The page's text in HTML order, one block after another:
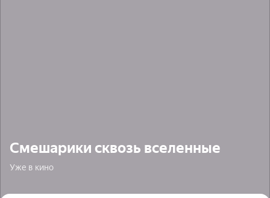
Смешарики сквозь вселенные
Уже в кино